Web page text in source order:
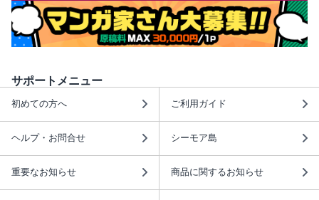
サポートメニュー
初めての方へ ご利用ガイド
ヘルプ・お問合せ シーモア島
重要なお知らせ 商品に関するお知らせ